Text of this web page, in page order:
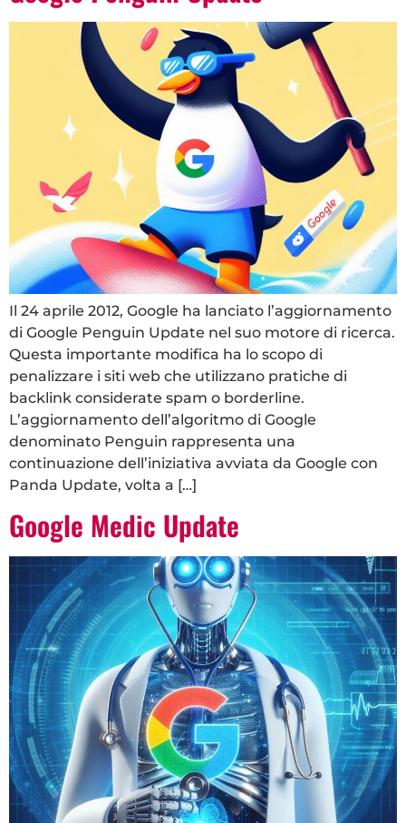
Il 24 aprile 2012, Google ha lanciato l’aggiornamento
di Google Penguin Update nel suo motore di ricerca.
Questa importante modifica ha lo scopo di
penalizzare i siti web che utilizzano pratiche di
backlink considerate spam o borderline.
L’aggiornamento dell’algoritmo di Google
denominato Penguin rappresenta una
continuazione dell’iniziativa avviata da Google con
Panda Update, volta a […]
Google Medic Update